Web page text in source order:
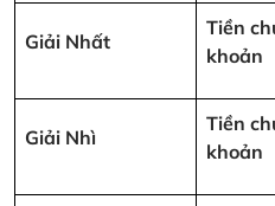
Giải Nhất
Tiền
khoản
Giải Nhì
Tiền
khoản